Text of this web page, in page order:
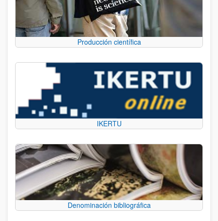
Producción científica
IKERTU
Denominación bibliográfica